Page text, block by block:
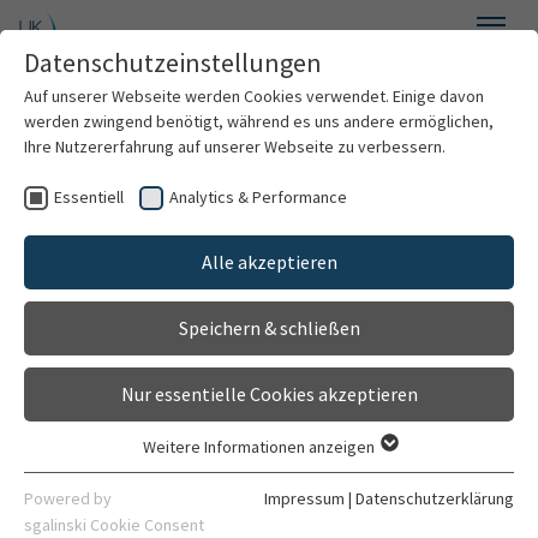
Zum Hauptinhalt springen
Willkommen
Das Konsortium
Für Betroffene
Für Rettungsdienste
Schlaganfallkonsortium Rhein-Neckar
Schlaganfallkonsortium
Rhein-Neckar
Herzlich Willkommen auf der Website des
LLKONSORTIUMS RHEIN-NECKAR
FAST).
Datenschutzeinstellungen
Auf unserer Webseite werden Cookies verwendet. Einige davon
werden zwingend benötigt, während es uns andere ermöglichen,
Ihre Nutzererfahrung auf unserer Webseite zu verbessern.
Essentiell Analytics & Performance
Alle akzeptieren
Speichern & schließen
Nur essentielle Cookies akzeptieren
Essentielle Cookies werden für grundlegende Funktionen der
Webseite benötigt. Dadurch ist gewährleistet, dass die
Weitere Informationen anzeigen
Powered by
sgalinski Cookie Consent
Impressum | Datenschutzerklärung